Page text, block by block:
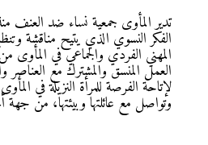
تدير المأوى جمعية نساء ضد العنف
الفكر النسوي الذي يتيح مناقشة
المهني الفردي والجماعي في
العمل المنسق والمشترك مع العناصر
لإتاحة الفرصة للمرأة النزيلة في
وتواصل مع عائلتها وبيئتها، من